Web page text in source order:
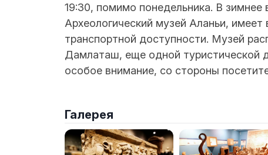
19:30, помимо понедельника. В зимнее
Археологический музей Аланьи,
транспортной доступности. Музей
Дамлаташ, еще одной туристической
особое внимание, со стороны
Галерея